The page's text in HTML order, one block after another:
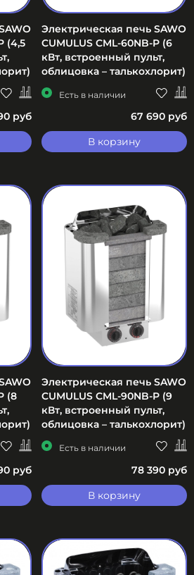
(4,5
руб
Электрическая печь SAWO
CUMULUS CML-60NB-P (6
кВт, встроенный пульт,
облицовка – талькохлорит)
Есть в наличии
67 690 руб
В корзину
(8
руб
Электрическая печь SAWO
CUMULUS CML-90NB-P (9
кВт, встроенный пульт,
облицовка – талькохлорит)
Есть в наличии
78 390 руб
В корзину